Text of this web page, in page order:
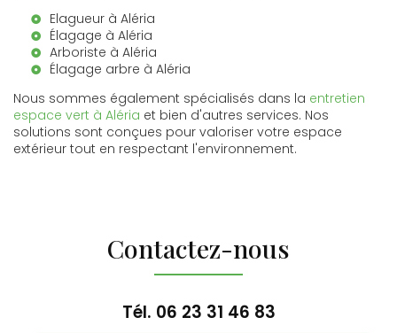
Elagueur à Aléria
Élagage à Aléria
Arboriste à Aléria
Élagage arbre à Aléria
Nous sommes également spécialisés dans la entretien
espace vert à Aléria et bien d'autres services. Nos
solutions sont conçues pour valoriser votre espace
extérieur tout en respectant l'environnement.
Contactez-nous
Tél. 06 23 31 46 83